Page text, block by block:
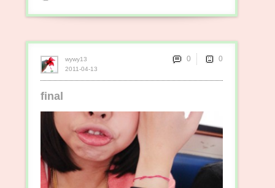
final
2011-04-13
wywy13 0